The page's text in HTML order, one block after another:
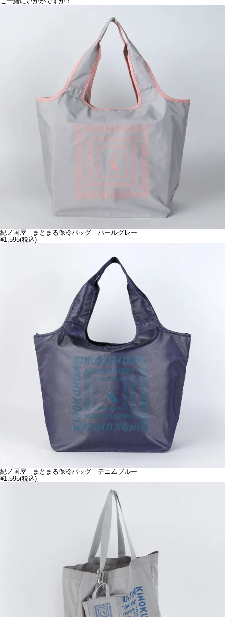
紀ノ国屋 まとまる保冷バッグ パールグレー
¥1,595(税込)
紀ノ国屋 まとまる保冷バッグ デニムブルー
¥1,595(税込)